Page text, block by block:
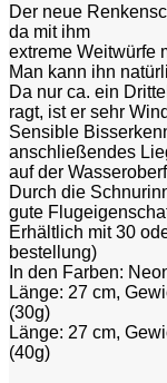
Der neue
da mit ihm
extreme Weitwürfe
Man kann ihn
Da nur ca. ein
ragt, ist er sehr
Sensible
anschließendes
auf der
Durch die
gute
Erhältlich mit 30
bestellung)
In den Farben:
Länge: 27 cm,
(30g)
Länge: 27 cm,
(40g)